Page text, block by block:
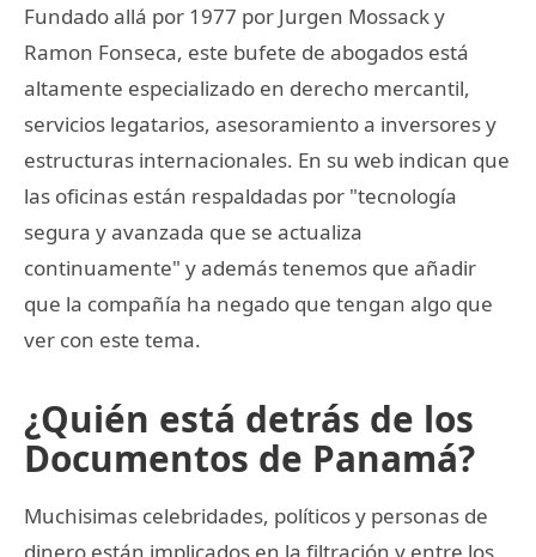
Fundado allá por 1977 por Jurgen Mossack y
Ramon Fonseca, este bufete de abogados está
altamente especializado en derecho mercantil,
servicios legatarios, asesoramiento a inversores y
estructuras internacionales. En su web indican que
las oficinas están respaldadas por "tecnología
segura y avanzada que se actualiza
continuamente" y además tenemos que añadir
que la compañía ha negado que tengan algo que
ver con este tema.
¿Quién está detrás de los
Documentos de Panamá?
Muchisimas celebridades, políticos y personas de
dinero están implicados en la filtración y entre los